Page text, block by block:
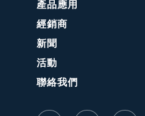
產品應用
經銷商
新聞
活動
聯絡我們